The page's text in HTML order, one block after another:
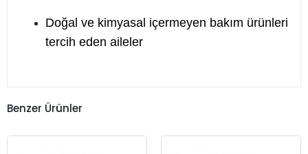
Doğal ve kimyasal içermeyen bakım ürünleri
tercih eden aileler
Benzer Ürünler